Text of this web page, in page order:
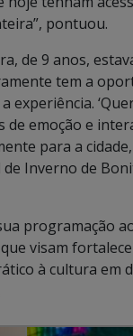
pontuou.
de 9 anos,
tem a
experiência.
emoção e
para a
Inverno de
programação
visam
à cultura em